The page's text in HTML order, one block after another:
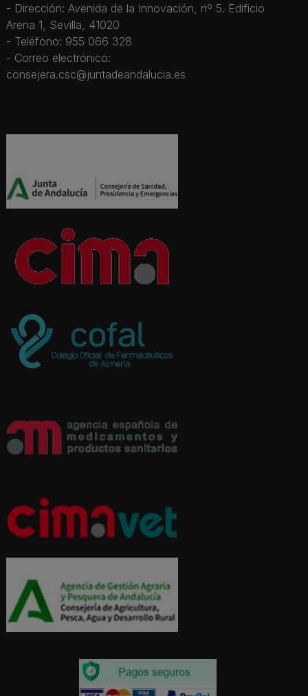
- Dirección: Avenida de la Innovación, nº 5. Edificio
Arena 1, Sevilla, 41020
- Teléfono: 955 066 328
- Correo electrónico:
consejera.csc@juntadeandalucia.es